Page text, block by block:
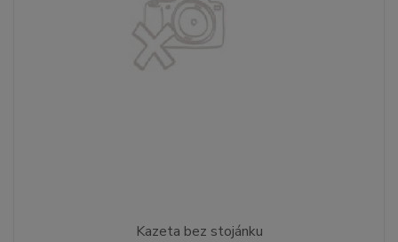
Kazeta bez stojánku